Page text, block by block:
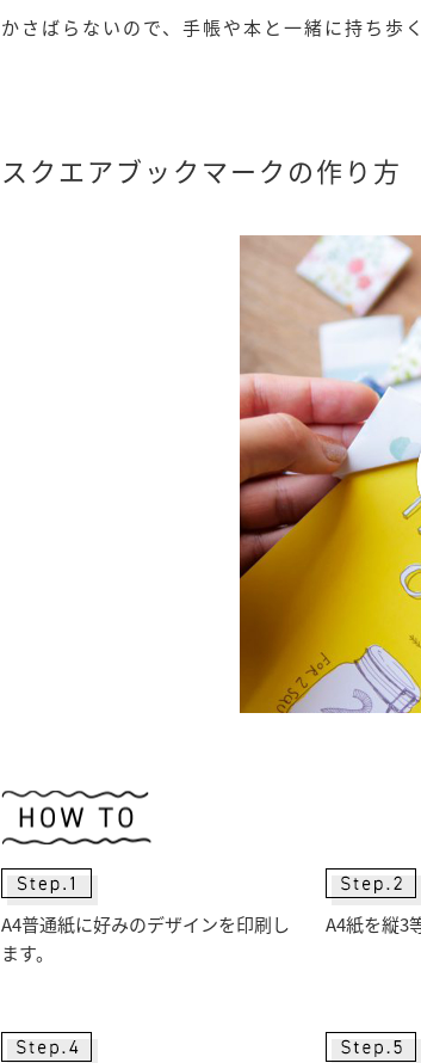
かさばらないので、手帳や本と一緒に持ち歩
スクエアブックマークの作り方
A4普通紙に好みのデザインを印刷し
ます。
A4紙を縦3